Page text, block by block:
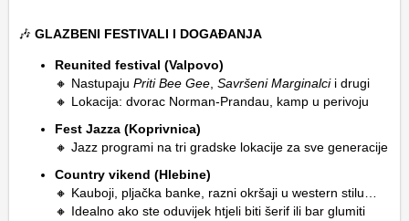
🎶 GLAZBENI FESTIVALI I DOGAĐANJA
Reunited festival (Valpovo)
🔸 Nastupaju Priti Bee Gee Savršeni Marginalcii drugi
🔸 Lokacija: dvorac Norman-Prandau, kamp u perivoju
Fest Jazza (Koprivnica)
🔸 Jazz programi na tri gradske lokacije za sve generacije
Country vikend (Hlebine)
🔸 Kauboji, pljačka banke, razni okršaji u western stilu…
🔸 Idealno ako ste oduvijek htjeli biti šerif ili bar glumiti